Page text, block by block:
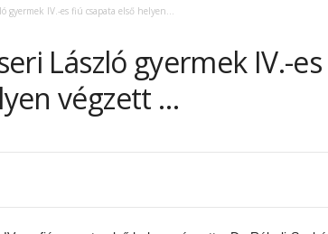
gyermek IV.-es fiú csapata első helyen...
László gyermek IV.-es
végzett …